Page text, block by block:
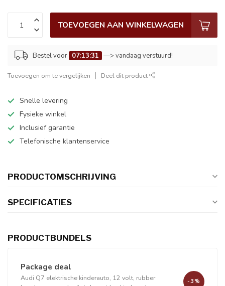
TOEVOEGEN AAN WINKELWAGEN
Bestel voor 07:13:31 —> vandaag verstuurd!
Toevoegen om te vergelijken Deel dit product
Snelle levering
Fysieke winkel
Inclusief garantie
Telefonische klantenservice
PRODUCTOMSCHRIJVING
SPECIFICATIES
PRODUCTBUNDELS
Package deal
Audi Q7 elektrische kinderauto, 12 volt, rubber
-3%